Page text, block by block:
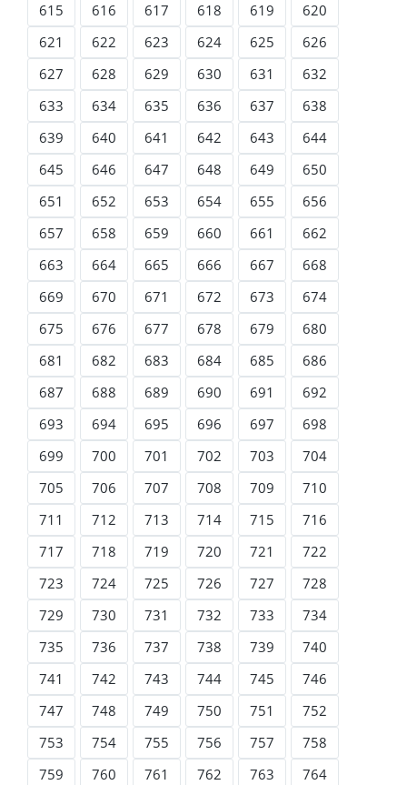
615
616 617 618 619
620
621
622 623 624 625
626
627
628 629 630 631
632
633
634 635 636 637
638
639
640 641 642 643
644
645
646 647 648 649
650
651
652 653 654 655
656
657
658 659 660 661
662
663
664 665 666 667
668
669
670 671 672 673
674
675
676 677 678 679
680
681
682 683 684 685
686
687
688 689 690 691
692
693
694 695 696 697
698
699
700 701 702 703
704
705
706 707 708 709
710
711
712 713 714 715
716
717
718 719 720 721
722
723
724 725 726 727
728
729
730 731 732 733
734
735
736 737 738 739
740
741
742 743 744 745
746
747
748 749 750 751
752
753
754 755 756 757
758
759
760 761 762 763
764